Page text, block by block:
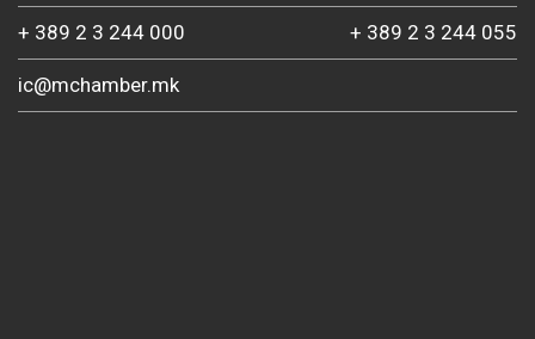
+ 389 2 3 244 000 + 389 2 3 244 055
ic@mchamber.mk